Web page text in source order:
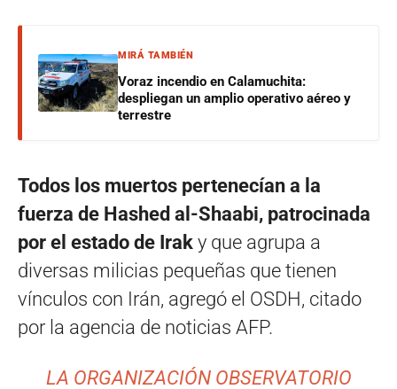
MIRÁ TAMBIÉN
Voraz incendio en Calamuchita:
despliegan un amplio operativo aéreo y
terrestre
Todos los muertos pertenecían a la
fuerza de Hashed al-Shaabi, patrocinada
por el estado de Irak y que agrupa a
diversas milicias pequeñas que tienen
vínculos con Irán, agregó el OSDH, citado
por la agencia de noticias AFP.
LA ORGANIZACIÓN OBSERVATORIO